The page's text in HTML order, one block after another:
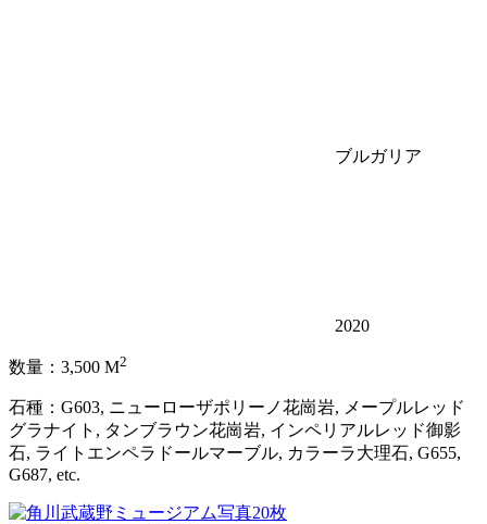
ブルガリア
2020
数量：3,500 M2
石種：G603, ニューローザポリーノ花崗岩, メープルレッド
グラナイト, タンブラウン花崗岩, インペリアルレッド御影
石, ライトエンペラドールマーブル, カラーラ大理石, G655,
G687, etc.
写真20枚